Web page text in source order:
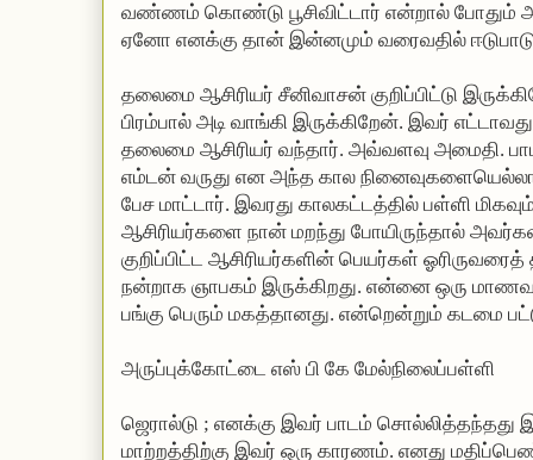
வண்ணம் கொண்டு பூசிவிட்டார் என்றால் போதும்
ஏனோ எனக்கு தான் இன்னமும் வரைவதில்
தலைமை ஆசிரியர் சீனிவாசன் குறிப்பிட்டு
பிரம்பால் அடி வாங்கி இருக்கிறேன். இவர் எட்டாவது
தலைமை ஆசிரியர் வந்தார். அவ்வளவு அமைதி.
எம்டன் வருது என அந்த கால
பேச மாட்டார். இவரது காலகட்டத்தில் பள்ளி
ஆசிரியர்களை நான் மறந்து போயிருந்தால்
குறிப்பிட்ட ஆசிரியர்களின் பெயர்கள்
நன்றாக ஞாபகம் இருக்கிறது. என்னை ஒரு
பங்கு பெரும் மகத்தானது. என்றென்றும் கடமை
அருப்புக்கோட்டை எஸ் பி கே மேல்நிலைப்பள்ளி
ஜெரால்டு ; எனக்கு இவர் பாடம்
மாற்றத்திற்கு இவர் ஒரு காரணம். எனது